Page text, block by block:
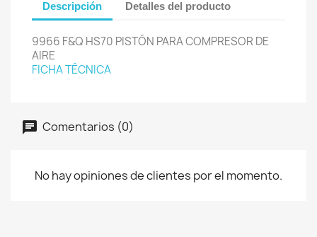
Descripción Detalles del producto
9966 F&Q HS70 PISTÓN PARA COMPRESOR DE
AIRE
FICHA TÉCNICA
Comentarios (0)
No hay opiniones de clientes por el momento.